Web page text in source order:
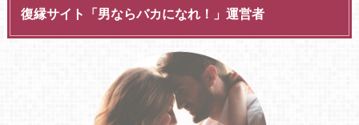
復縁サイト「男ならバカになれ！」運営者